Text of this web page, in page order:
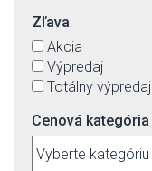
Zľava
Akcia
Výpredaj
Totálny výpredaj
Cenová kategória